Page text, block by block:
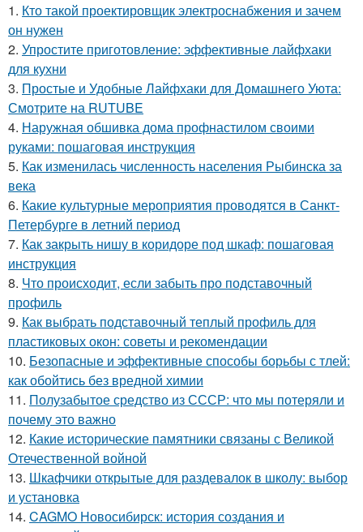
1. Кто такой проектировщик электроснабжения и зачем
он нужен
2. Упростите приготовление: эффективные лайфхаки
для кухни
3. Простые и Удобные Лайфхаки для Домашнего Уюта:
Смотрите на RUTUBE
4. Наружная обшивка дома профнастилом своими
руками: пошаговая инструкция
5. Как изменилась численность населения Рыбинска за
века
6. Какие культурные мероприятия проводятся в Санкт-
Петербурге в летний период
7. Как закрыть нишу в коридоре под шкаф: пошаговая
инструкция
8. Что происходит, если забыть про подставочный
профиль
9. Как выбрать подставочный теплый профиль для
пластиковых окон: советы и рекомендации
10. Безопасные и эффективные способы борьбы с тлей:
как обойтись без вредной химии
11. Полузабытое средство из СССР: что мы потеряли и
почему это важно
12. Какие исторические памятники связаны с Великой
Отечественной войной
13. Шкафчики открытые для раздевалок в школу: выбор
и установка
14. CAGMO Новосибирск: история создания и